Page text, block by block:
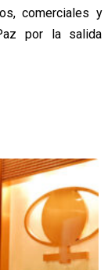
comerciales y
por la salida